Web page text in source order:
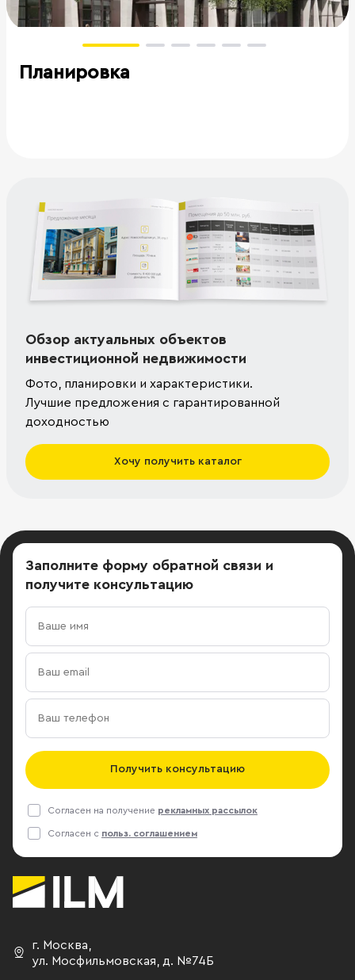
Планировка
Обзор актуальных объектов
инвестиционной недвижимости
Фото, планировки и характеристики.
Лучшие предложения с гарантированной
доходностью
Хочу получить каталог
Заполните форму обратной связи и
получите консультацию
Получить консультацию
Согласен на получение рекламных рассылок
Согласен с польз. соглашением
г. Москва
ул. Мосфильмовская,
д. №74Б